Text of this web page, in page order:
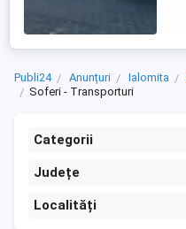
Publi24 Anunțuri Ialomita
Soferi - Transporturi
Categorii
Județe
Localități